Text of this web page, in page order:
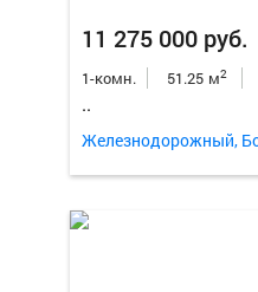
11 275 000 руб.
1-комн. 51.25 м2
..